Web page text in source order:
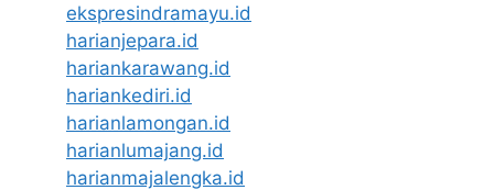
ekspresindramayu.id
harianjepara.id
hariankarawang.id
hariankediri.id
harianlamongan.id
harianlumajang.id
harianmajalengka.id